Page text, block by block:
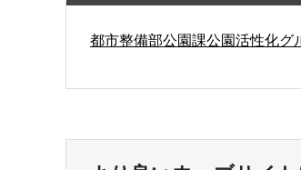
都市整備部公園課公園活性化グ